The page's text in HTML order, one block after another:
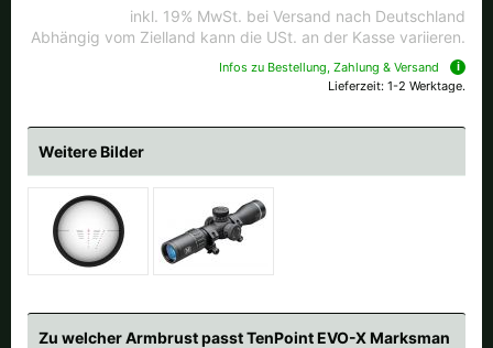
inkl. 19% MwSt. bei Versand nach Deutschland
Abhängig vom Zielland kann die USt. an der Kasse variieren.
Infos zu Bestellung, Zahlung & Versand
Lieferzeit: 1-2 Werktage.
Weitere Bilder
Zu welcher Armbrust passt TenPoint EVO-X Marksman